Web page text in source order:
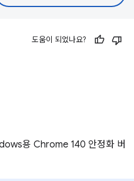
도움이 되었나요?
용 Chrome 140 안정화 버